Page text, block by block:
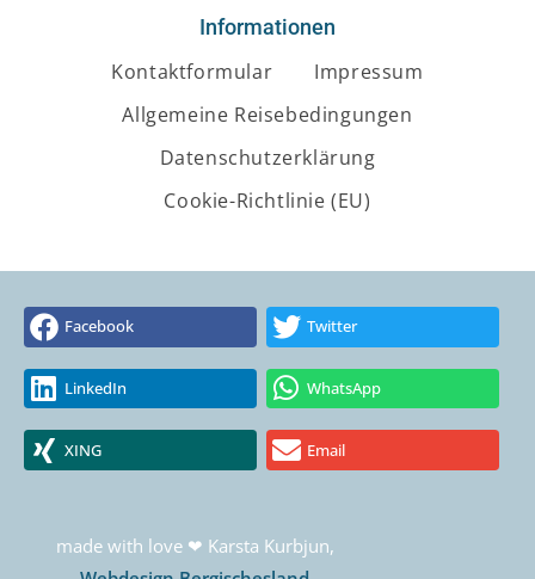
Informationen
Kontaktformular
Impressum
Allgemeine Reisebedingungen
Datenschutzerklärung
Cookie-Richtlinie (EU)
Facebook Twitter
LinkedIn WhatsApp
XING Email
made with love ❤ Karsta Kurbjun,